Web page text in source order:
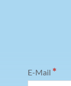
E-Mail *